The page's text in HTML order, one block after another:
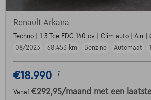
Renault Arkana
Techno | 1.3 Tce EDC 140 cv | Clim auto | Alu |
08/2023
68.453 km Benzine Automaat
€18.990 1
Vanaf €292,95/maand met een